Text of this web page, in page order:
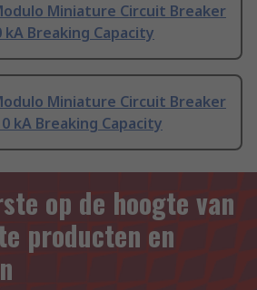
Miniature Circuit Breaker
kA Breaking Capacity
Miniature Circuit Breaker
kA Breaking Capacity
op de hoogte van
producten en